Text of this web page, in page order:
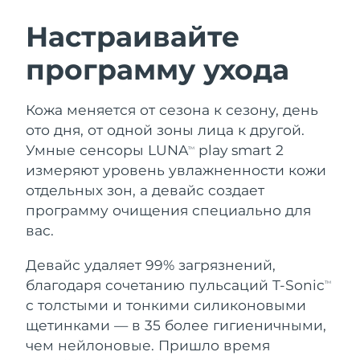
Настраивайте
программу ухода
Кожа меняется от сезона к сезону, день
ото дня, от одной зоны лица к другой.
Умные сенсоры LUNATM
play smart 2
измеряют уровень увлажненности кожи
отдельных зон, а девайс создает
программу очищения специально для
вас.
Девайс удаляет 99% загрязнений,
благодаря сочетанию пульсаций T-SonicTM
с толстыми и тонкими силиконовыми
щетинками — в 35 более гигиеничными,
чем нейлоновые. Пришло время
LUNA™ 4 набор
Anti-aging massage
LUNA™ 4 Plus
LUNA™ 4 Men
For men, anti-aging massage
BEAR™ 2 набор
Microcurrent toning
BEAR™ 2 go
BEAR™ 2 eyes & lips
Microcurrent line smoothing device
Увлажнение
UFO™ 3 набор
UFO™ 3 LED
Near-infrared and red light therapy
device
Забота о полости рта
issa™ 4
issa™ 4 plus
Smart hybrid silicone sonic toothbrush
Омоложение LED-процедуры
NEW
Австралия
Ожидаемая дата доставки
12/08/2026
Ожидаемая дата доставки
09/08/2026
Бахрейн
Ожидаемая дата доставки
10/08/2026
Бельгия
Ожидаемая дата доставки
Бермудские о-ва
Ожидаемая дата доставки
15/08/2026
Босния и
Герцеговина
Ожидаемая дата доставки
12/08/2026